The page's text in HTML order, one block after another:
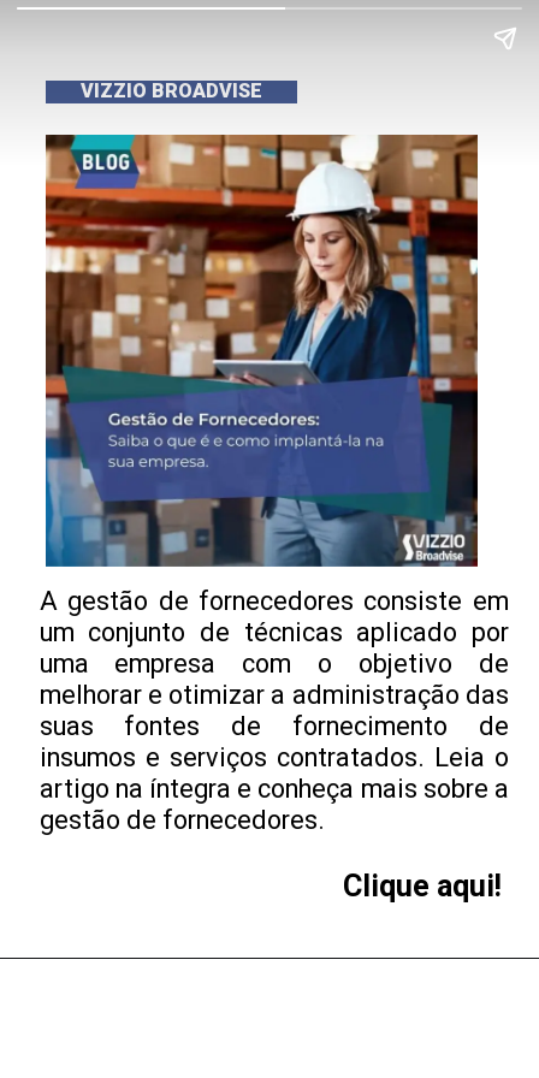
VIZZIO BROADVISE
A gestão de fornecedores consiste em
um conjunto de técnicas aplicado por
uma empresa com o objetivo de
melhorar e otimizar a administração das
suas fontes de fornecimento de
insumos e serviços contratados. Leia o
artigo na íntegra e conheça mais sobre a
gestão de fornecedores.
Clique aqui!